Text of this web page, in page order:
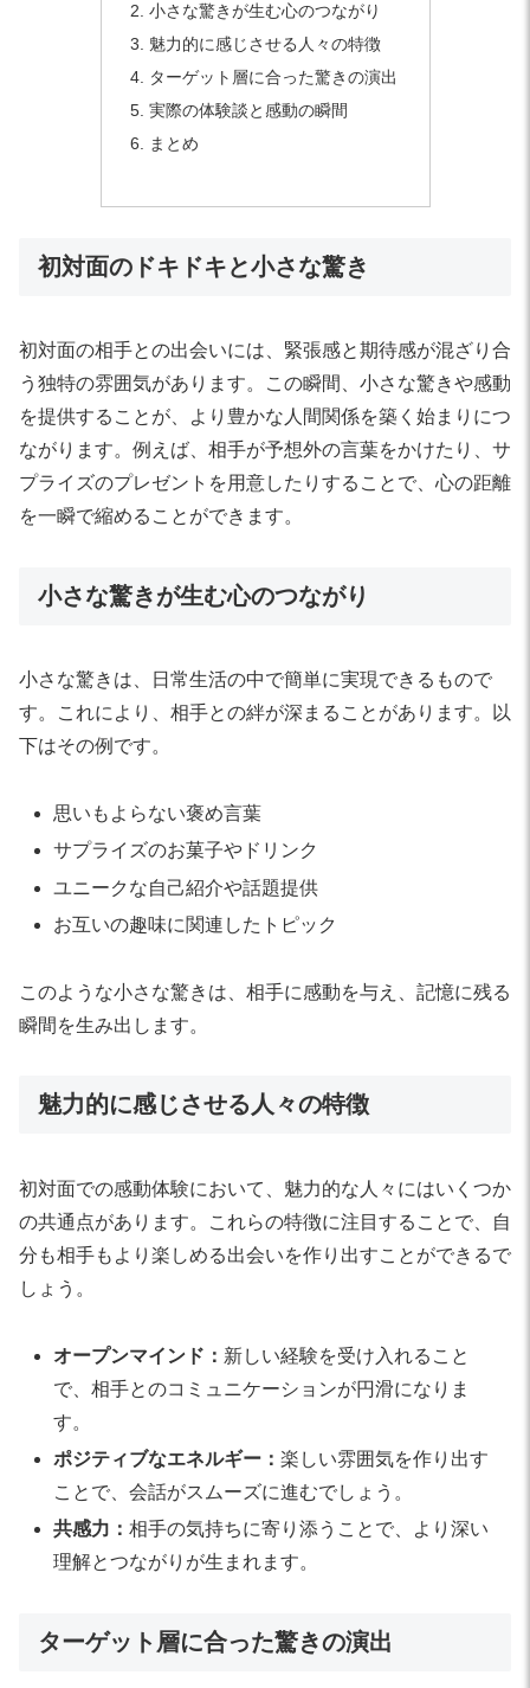
小さな驚きが生む心のつながり
魅力的に感じさせる人々の特徴
ターゲット層に合った驚きの演出
実際の体験談と感動の瞬間
まとめ
初対面のドキドキと小さな驚き
初対面の相手との出会いには、緊張感と期待感が混ざり合
う独特の雰囲気があります。この瞬間、小さな驚きや感動
を提供することが、より豊かな人間関係を築く始まりにつ
ながります。例えば、相手が予想外の言葉をかけたり、サ
プライズのプレゼントを用意したりすることで、心の距離
を一瞬で縮めることができます。
小さな驚きが生む心のつながり
小さな驚きは、日常生活の中で簡単に実現できるもので
す。これにより、相手との絆が深まることがあります。以
下はその例です。
思いもよらない褒め言葉
サプライズのお菓子やドリンク
ユニークな自己紹介や話題提供
お互いの趣味に関連したトピック
このような小さな驚きは、相手に感動を与え、記憶に残る
瞬間を生み出します。
魅力的に感じさせる人々の特徴
初対面での感動体験において、魅力的な人々にはいくつか
の共通点があります。これらの特徴に注目することで、自
分も相手もより楽しめる出会いを作り出すことができるで
しょう。
オープンマインド： 新しい経験を受け入れること
で、相手とのコミュニケーションが円滑になりま
す。
ポジティブなエネルギー：楽しい雰囲気を作り出す
ことで、会話がスムーズに進むでしょう。
共感力：相手の気持ちに寄り添うことで、より深い
理解とつながりが生まれます。
ターゲット層に合った驚きの演出